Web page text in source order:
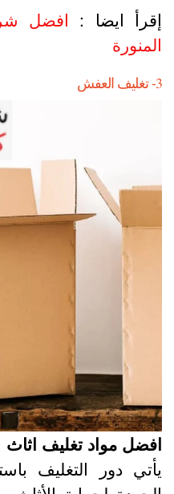
ايضا : افضل
مواد تغليف اثاث
دور التغليف